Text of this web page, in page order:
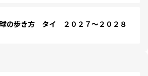
の歩き方 タイ ２０２７～２０２８